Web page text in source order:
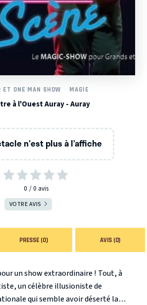
ET ONE MAN SHOW MAGIE
à l'Ouest Auray - Auray
n'est plus à l’affiche
0 0 avis
VOTRE AVIS
PRESSE (0) AVIS (0)
un show extraordinaire ! Tout, à
un célèbre illusioniste de
qui semble avoir déserté la